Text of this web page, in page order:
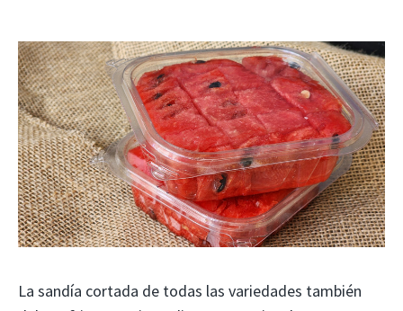
La sandía cortada de todas las variedades también